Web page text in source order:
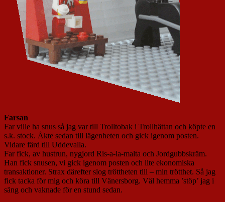
Farsan
Far ville ha snus så jag var till Trolltobak i Trollhättan och köpte en
s.k. stock. Åkte sedan till lägenheten och gick igenom posten.
Vidare färd till Uddevalla.
Far fick, av hustrun, nygjord Ris-a-la-malta och Jordgubbskräm.
Han fick snusen, vi gick igenom posten och lite ekonomiska
transaktioner. Strax därefter slog tröttheten till – min trötthet. Så jag
fick tacka för mig och köra till Vänersborg. Väl hemma ’stöp’ jag i
säng och vaknade för en stund sedan.